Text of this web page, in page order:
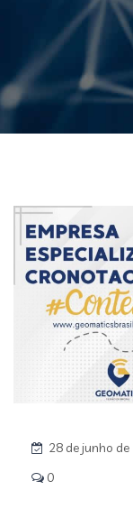
28 de junho
0